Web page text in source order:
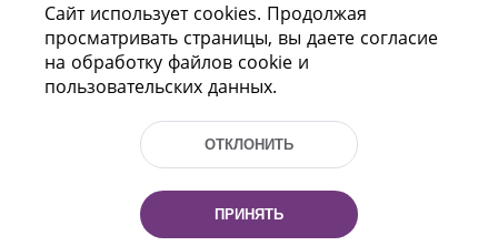
Пр-т Независимости 116
г. Минск, Республика Беларусь, 220114
Тел.: (+375 17) 368 37 37, Факс: (+375 17)
Сайт использует cookies. Продолжая
просматривать страницы, вы даете согласие
на обработку файлов cookie и
пользовательских данных.
ОТКЛОНИТЬ
ПРИНЯТЬ